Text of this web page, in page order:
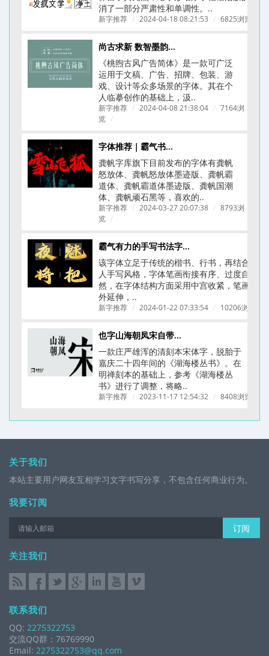
消了一部分严肃性和单调性。..
新字推荐 / 2024-04-18 08:21:53 / 6825浏览
尚古求新 数智墨韵丨桃煦古风广告体上线
《桃煦古风广告简体​》是一款可广泛
运用于文稿、广告、招牌、包装、游
戏、设计等众多场景的字体。其在个
人临摹创作的基础上，汲..
新字推荐 / 2024-04-08 21:38:04 / 7164浏
览 /
字体推荐｜霸气书法字体｜龚帆字库合集
龚帆字库旗下目前发布的字体有龚帆
怒放体、龚帆怒放体墨迹版、龚帆霸
道体、龚帆霸道体墨迹版、龚帆国潮
体、龚帆顽石黑等，喜欢的..
新字推荐 / 2024-03-27 20:07:38 / 8793浏
览 /
霸气有力的手写书法字体-龚帆怒放体(附下载链接)
该字体立足于传统的楷书、行书，再结合个
人手写风格，字体笔画衔接有序、过度自
然，在字体结构方面采用中宫收紧，笔画向
外延伸，..
新字推荐 / 2024-01-22 07:33:54 / 10206浏览
也字山海朝凤宋自带文艺古典刻本质感的字体
一款庄严雄浑的清刻本宋体字，脱胎于
嘉庆二十四年间的《湖海楼丛书》。在
明禅刻本的基础上，参考《湖海楼丛
书》进行了调整，将略..
新字推荐 / 2023-11-17 12:54:32 / 8408浏览
关于我们
本站主要用户网友互相学习文字书写分享，不包含任何商业行为。
我要订阅
订阅
关注我们
联系我们
QQ: 2275322753
交流QQ群：76769990
Email: 2275322753@qq.com